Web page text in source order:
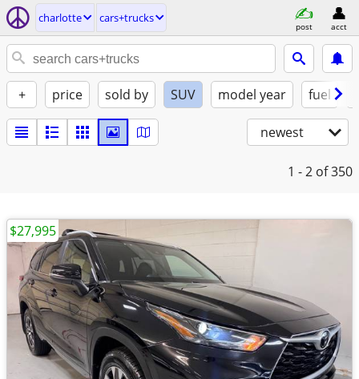
charlotte cars+trucks
post acct
+ price sold by SUV model year fuel
newest
1 - 2 of 350
$27,995